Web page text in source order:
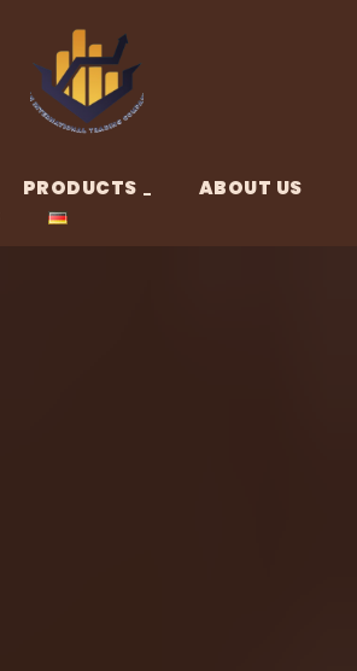
PRODUCTS
ABOUT US